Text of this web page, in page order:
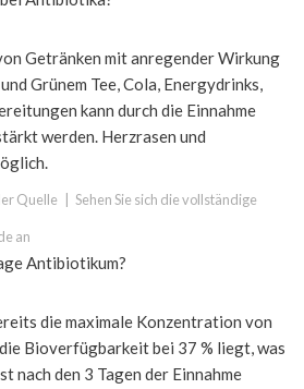
Getränken mit anregender Wirkung
Grünem Tee, Cola, Energydrinks,
kann durch die Einnahme
werden. Herzrasen und
Quelle Sehen Sie sich die vollständige
an
Antibiotikum?
die maximale Konzentration von
Bioverfügbarkeit bei 37 % liegt, was
nach den 3 Tagen der Einnahme